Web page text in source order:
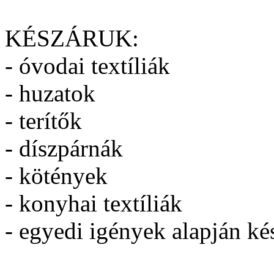
KÉSZÁRUK:
- óvodai textíliák
- huzatok
- terítők
- díszpárnák
- kötények
- konyhai textíliák
- egyedi igények alapján